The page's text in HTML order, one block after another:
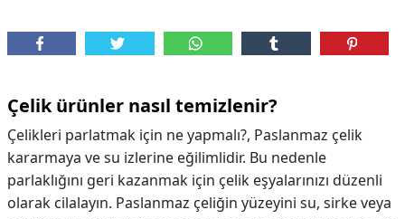
Çelik ürünler nasıl temizlenir?
Çelikleri parlatmak için ne yapmalı?, Paslanmaz çelik
kararmaya ve su izlerine eğilimlidir. Bu nedenle
parlaklığını geri kazanmak için çelik eşyalarınızı düzenli
olarak cilalayın. Paslanmaz çeliğin yüzeyini su, sirke veya